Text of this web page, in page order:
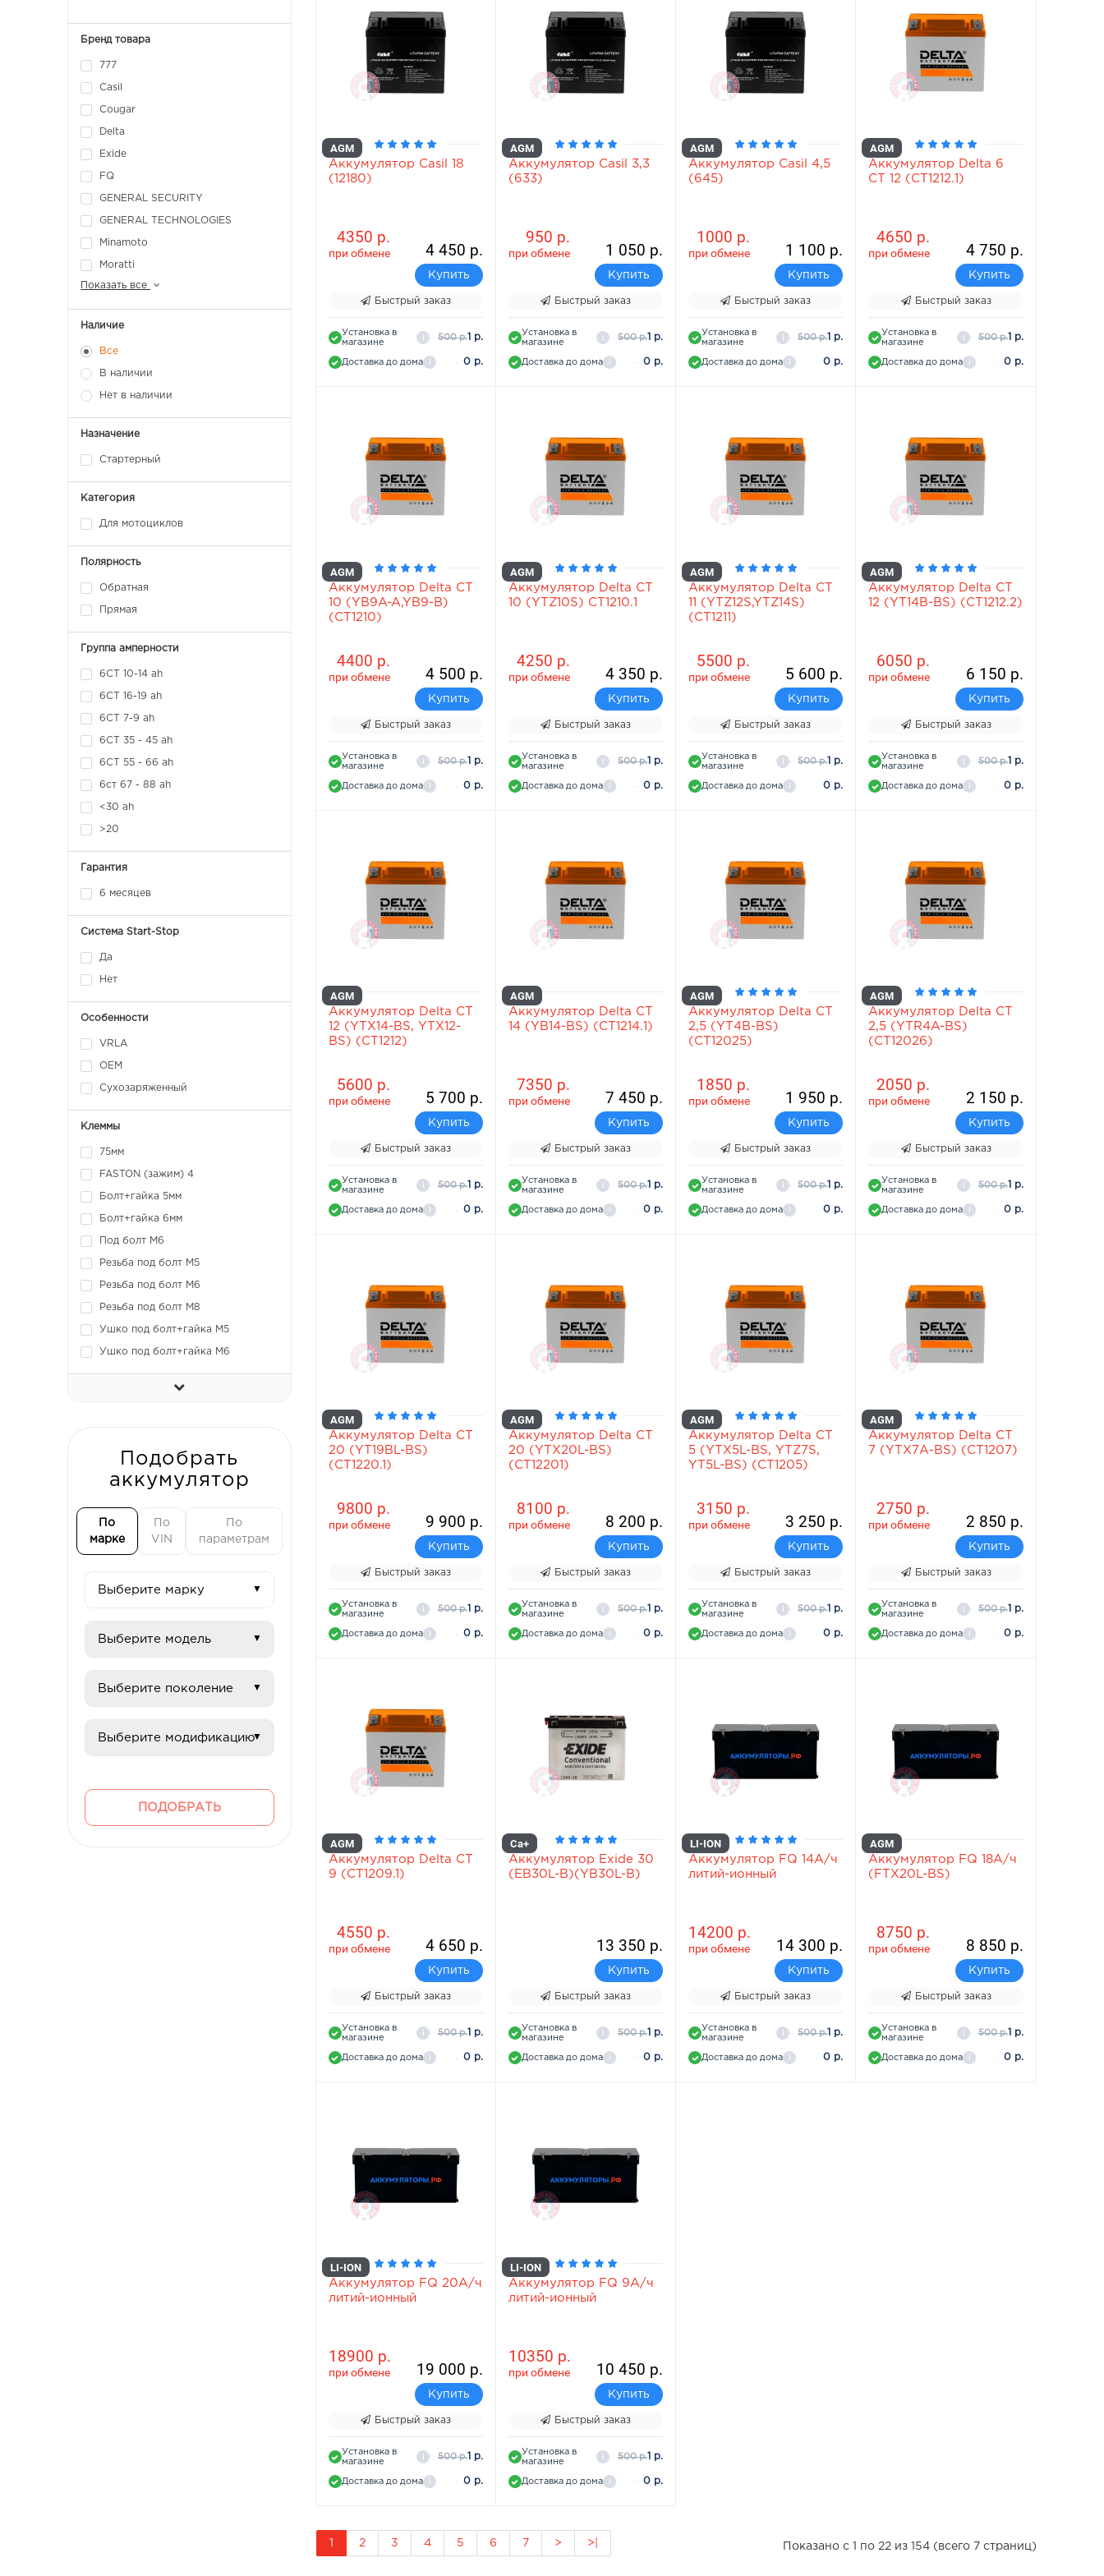
Бренд товара
777
Casil
Cougar
Delta
Exide
FQ
GENERAL SECURITY
GENERAL TECHNOLOGIES
Minamoto
Moratti
Показать все
Наличие
Все
В наличии
Нет в наличии
Назначение
Стартерный
Категория
Для мотоциклов
Полярность
Обратная
Прямая
Группа амперности
6CT 10-14 ah
6CT 16-19 ah
6CT 7-9 ah
6СТ 35 - 45 ah
6СТ 55 - 66 ah
6ст 67 - 88 ah
<30 ah
>20
Гарантия
6 месяцев
Система Start-Stop
Да
Нет
Особенности
VRLA
ОЕМ
Сухозаряженный
Клеммы
75мм
FASTON (зажим) 4
Болт+гайка 5мм
Болт+гайка 6мм
Под болт М6
Резьба под болт М5
Резьба под болт М6
Резьба под болт М8
Ушко под болт+гайка M5
Ушко под болт+гайка M6
Подобрать
аккумулятор
По
марке
По
VIN
По
параметрам
ПОДОБРАТЬ
AGM
Аккумулятор Casil 18
(12180)
при обмене
4350 р.
4 450 р.
Купить
Быстрый заказ
Установка в
магазине
500 р.1 р.
Доставка до дома 0 р.
AGM
Аккумулятор Casil 3,3
(633)
при обмене
950 р.
1 050 р.
Купить
Быстрый заказ
Установка в
магазине
500 р.1 р.
Доставка до дома 0 р.
AGM
Аккумулятор Casil 4,5
(645)
при обмене
1000 р.
1 100 р.
Купить
Быстрый заказ
Установка в
магазине
500 р.1 р.
Доставка до дома 0 р.
AGM
Аккумулятор Delta 6
СТ 12 (СТ1212.1)
при обмене
4650 р.
4 750 р.
Купить
Быстрый заказ
Установка в
магазине
500 р.1 р.
Доставка до дома 0 р.
AGM
Аккумулятор Delta СТ
10 (YB9A-A,YB9-B)
(СТ1210)
при обмене
4400 р.
4 500 р.
Купить
Быстрый заказ
Установка в
магазине
500 р.1 р.
Доставка до дома 0 р.
AGM
Аккумулятор Delta СТ
10 (YTZ10S) СТ1210.1
при обмене
4250 р.
4 350 р.
Купить
Быстрый заказ
Установка в
магазине
500 р.1 р.
Доставка до дома 0 р.
AGM
Аккумулятор Delta СТ
11 (YTZ12S,YTZ14S)
(СТ1211)
при обмене
5500 р.
5 600 р.
Купить
Быстрый заказ
Установка в
магазине
500 р.1 р.
Доставка до дома 0 р.
AGM
Аккумулятор Delta СТ
12 (YT14B-BS) (СТ1212.2)
при обмене
6050 р.
6 150 р.
Купить
Быстрый заказ
Установка в
магазине
500 р.1 р.
Доставка до дома 0 р.
AGM
Аккумулятор Delta СТ
12 (YTX14-BS, YTX12-
BS) (СТ1212)
при обмене
5600 р.
5 700 р.
Купить
Быстрый заказ
Установка в
магазине
500 р.1 р.
Доставка до дома 0 р.
AGM
Аккумулятор Delta СТ
14 (YB14-BS) (СТ1214.1)
при обмене
7350 р.
7 450 р.
Купить
Быстрый заказ
Установка в
магазине
500 р.1 р.
Доставка до дома 0 р.
AGM
Аккумулятор Delta СТ
2,5 (YT4B-BS)
(СТ12025)
при обмене
1850 р.
1 950 р.
Купить
Быстрый заказ
Установка в
магазине
500 р.1 р.
Доставка до дома 0 р.
AGM
Аккумулятор Delta СТ
2,5 (YTR4A-BS)
(CT12026)
при обмене
2050 р.
2 150 р.
Купить
Быстрый заказ
Установка в
магазине
500 р.1 р.
Доставка до дома 0 р.
AGM
Аккумулятор Delta СТ
20 (YT19BL-BS)
(CT1220.1)
при обмене
9800 р.
9 900 р.
Купить
Быстрый заказ
Установка в
магазине
500 р.1 р.
Доставка до дома 0 р.
AGM
Аккумулятор Delta СТ
20 (YTX20L-BS)
(СТ12201)
при обмене
8100 р.
8 200 р.
Купить
Быстрый заказ
Установка в
магазине
500 р.1 р.
Доставка до дома 0 р.
AGM
Аккумулятор Delta СТ
5 (YTX5L-BS, YTZ7S,
YT5L-BS) (СТ1205)
при обмене
3150 р.
3 250 р.
Купить
Быстрый заказ
Установка в
магазине
500 р.1 р.
Доставка до дома 0 р.
AGM
Аккумулятор Delta СТ
7 (YTX7А-BS) (СТ1207)
при обмене
2750 р.
2 850 р.
Купить
Быстрый заказ
Установка в
магазине
500 р.1 р.
Доставка до дома 0 р.
AGM
Аккумулятор Delta СТ
9 (CT1209.1)
при обмене
4550 р.
4 650 р.
Купить
Быстрый заказ
Установка в
магазине
500 р.1 р.
Доставка до дома 0 р.
Ca+
Аккумулятор Exide 30
(EB30L-B)(YB30L-B)
13 350 р.
Купить
Быстрый заказ
Установка в
магазине
500 р.1 р.
Доставка до дома 0 р.
LI-ION
Аккумулятор FQ 14А/ч
литий-ионный
при обмене
14200 р.
14 300 р.
Купить
Быстрый заказ
Установка в
магазине
500 р.1 р.
Доставка до дома 0 р.
AGM
Аккумулятор FQ 18А/ч
(FTX20L-BS)
при обмене
8750 р.
8 850 р.
Купить
Быстрый заказ
Установка в
магазине
500 р.1 р.
Доставка до дома 0 р.
LI-ION
Аккумулятор FQ 20А/ч
литий-ионный
при обмене
18900 р.
19 000 р.
Купить
Быстрый заказ
Установка в
магазине
500 р.1 р.
Доставка до дома 0 р.
LI-ION
Аккумулятор FQ 9А/ч
литий-ионный
при обмене
10350 р.
10 450 р.
Купить
Быстрый заказ
Установка в
магазине
500 р.1 р.
Доставка до дома 0 р.
1 2 3 4 5 6 7 > >| Показано с 1 по 22 из 154 (всего 7 страниц)